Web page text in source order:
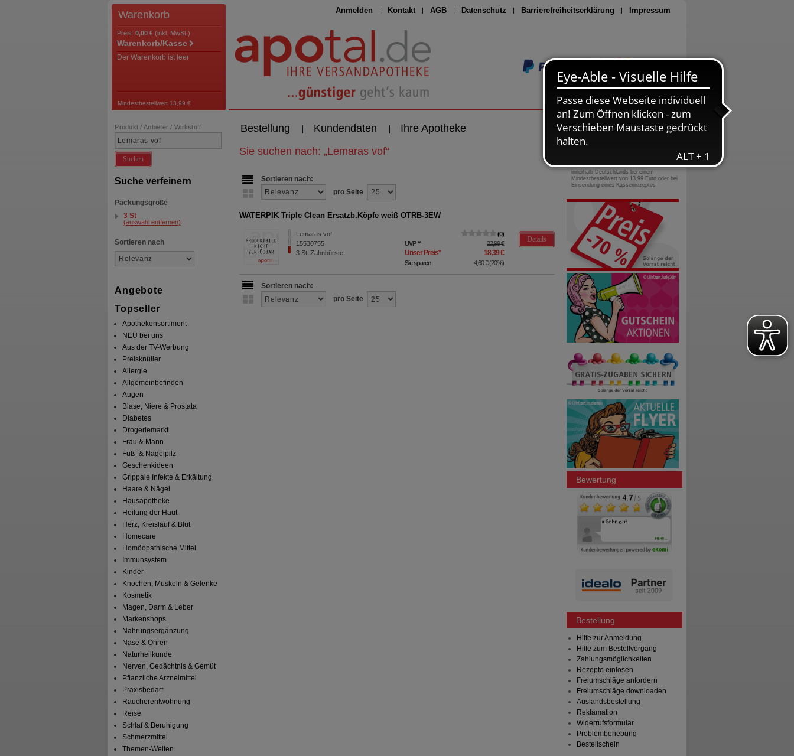
Anmelden Kontakt AGB Datenschutz Barrierefreiheitserklärung Impressum
Seite drucken
Warenkorb
Preis: 0,00 € (inkl. MwSt.)
Warenkorb/Kasse
Der Warenkorb ist leer
Mindestbestellwert 13,99 €
Bestellung Kundendaten Ihre Apotheke
Produkt / Anbieter / Wirkstoff
Suchen
Suche verfeinern
Packungsgröße
3 St
(auswahl entfernen)
Sortieren nach
Angebote
Topseller
Apothekensortiment
NEU bei uns
Aus der TV-Werbung
Preisknüller
Allergie
Allgemeinbefinden
Augen
Blase, Niere & Prostata
Diabetes
Drogeriemarkt
Frau & Mann
Fuß- & Nagelpilz
Geschenkideen
Grippale Infekte & Erkältung
Haare & Nägel
Hausapotheke
Heilung der Haut
Herz, Kreislauf & Blut
Homecare
Homöopathische Mittel
Immunsystem
Kinder
Knochen, Muskeln & Gelenke
Kosmetik
Magen, Darm & Leber
Markenshops
Nahrungsergänzung
Nase & Ohren
Naturheilkunde
Nerven, Gedächtnis & Gemüt
Pflanzliche Arzneimittel
Praxisbedarf
Raucherentwöhnung
Reise
Schlaf & Beruhigung
Schmerzmittel
Themen-Welten
Sie suchen nach: „Lemaras vof“
Sortieren nach:
pro Seite
WATERPIK Triple Clean Ersatzb.Köpfe weiß OTRB-3EW
Lemaras vof
15530755
3St Zahnbürste
0
UVP** 22,99 €
Unser Preis* 18,39 €
Sie sparen 4,60 €(20%)
Details
Sortieren nach:
pro Seite
0800-10 11 422
gebührenfreie Rufnummer
innerhalb Deutschlands bei einem
Mindestbestellwert von 13,99 Euro oder bei
Einsendung eines Kassenrezeptes
Bewertung
Bestellung
Hilfe zur Anmeldung
Hilfe zum Bestellvorgang
Zahlungsmöglichkeiten
Rezepte einlösen
Freiumschläge anfordern
Freiumschläge downloaden
Auslandsbestellung
Reklamation
Widerrufsformular
Problembehebung
Bestellschein